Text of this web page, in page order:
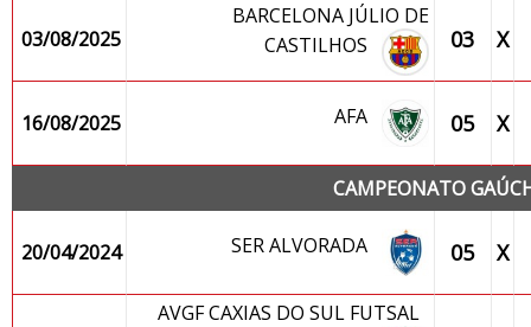
03/08/2025
BARCELONA JÚLIO DE
CASTILHOS
03 X
16/08/2025 AFA 05 X
CAMPEONATO
20/04/2024 SER ALVORADA 05 X
AVGF CAXIAS DO SUL FUTSAL